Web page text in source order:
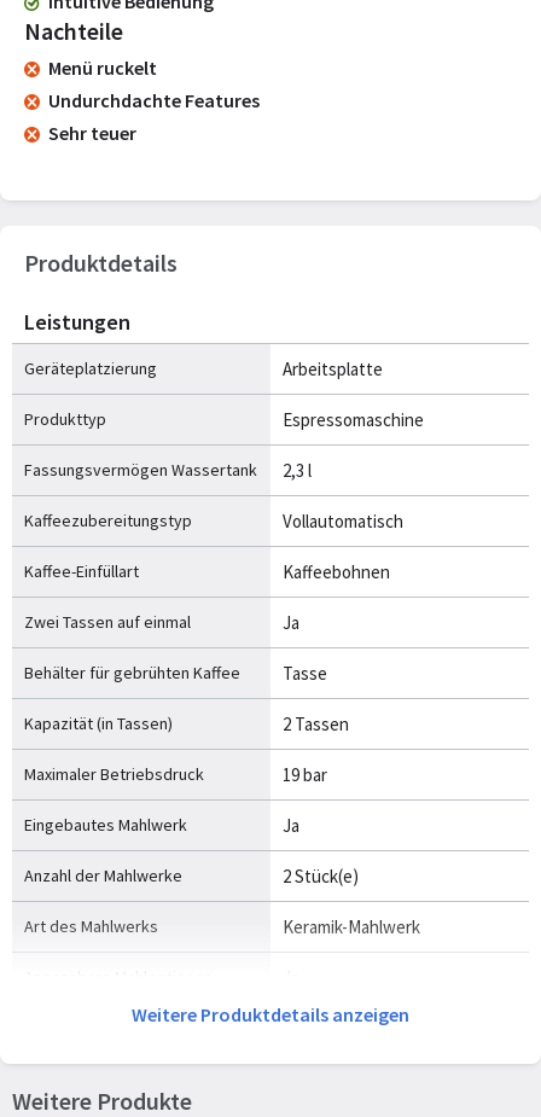
Nachteile
Menü ruckelt
Undurchdachte Features
Sehr teuer
Produktdetails
Leistungen
Geräteplatzierung Arbeitsplatte
Produkttyp Espressomaschine
Fassungsvermögen Wassertank 2,3 l
Kaffeezubereitungstyp Vollautomatisch
Kaffee-Einfüllart Kaffeebohnen
Zwei Tassen auf einmal Ja
Behälter für gebrühten Kaffee Tasse
Kapazität (in Tassen) 2 Tassen
Maximaler Betriebsdruck 19 bar
Eingebautes Mahlwerk Ja
Anzahl der Mahlwerke 2 Stück(e)
Art des Mahlwerks Keramik-Mahlwerk
Fassungsvermögen
375 g
Einstellbare Stärke des Kaffees
Weitere Produktdetails anzeigen
Weitere Produkte